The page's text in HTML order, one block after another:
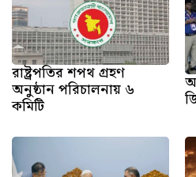
রাষ্ট্রপতির শপথ গ্রহণ
অনুষ্ঠান পরিচালনায় ৬
কমিটি